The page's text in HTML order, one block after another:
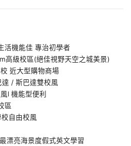
活機能佳 專治初學者
高級校區(絕佳視野天空之城美景)
近大型購物商場
/ 斯巴達雙校風
l 機能型便利
區
自由校風
漂亮海景度假式英文學習